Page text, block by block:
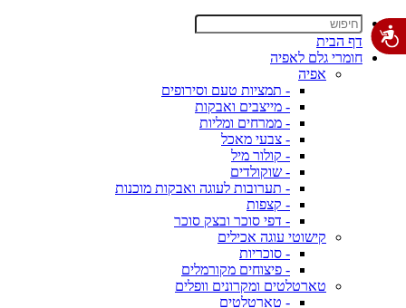
דף הבית
חומרי גלם לאפיה
אפיה
- תמציות טעם וסירופים
- מייצבים ואבקות
- ממרחים ומליות
- צבעי מאכל
- קולור מיל
- שוקולדים
- תערובות לעוגה ואבקות מוכנות
- קצפות
- דפי סוכר ובצק סוכר
קישוטי עוגה אכילים
- סוכריות
- פיצוחים מקורמלים
טארטלטים ומקרונים וופלים
- טארטלטים